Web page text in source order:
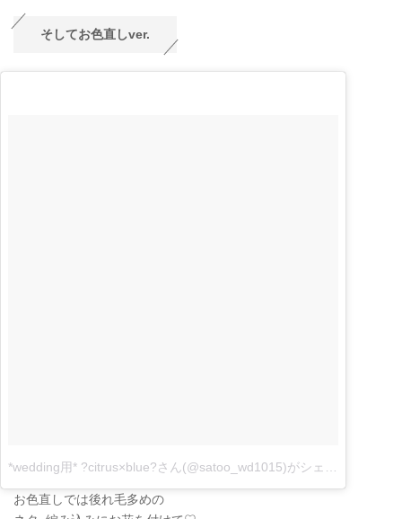
そしてお色直しver.
お色直しでは後れ毛多めの